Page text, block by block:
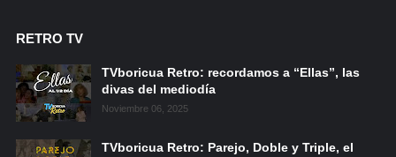
RETRO TV
TVboricua Retro: recordamos a “Ellas”, las
divas del mediodía
Noviembre 06, 2025
TVboricua Retro: Parejo, Doble y Triple, el